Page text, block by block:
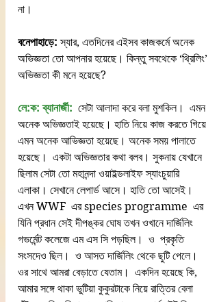
না।
বনেপাহাড়ে: স্যার, এতদিনের এইসব কাজকর্মে অনেক
অভিজ্ঞতা তো আপনার হয়েছে। কিন্তু সবথেকে ‘থ্রিলিং’
অভিজ্ঞতা কী মনে হয়েছে?
লে:ক: ব্যানার্জী: সেটা আলাদা করে বলা মুশকিল।  এমন
অনেক অভিজ্ঞতাই হয়েছে। হাতি নিয়ে কাজ করতে গিয়ে
এমন অনেক আভিজ্ঞতা হয়েছে। অনেক সময় পালাতে
হয়েছে।  একটা অভিজ্ঞতার কথা বলব। সুকনায় যেখানে
ছিলাম সেটা তো মহানন্দা ওয়াইল্ডলাইফ স্যাংচুয়ারি
এলাকা। সেখানে লেপার্ড আসে। হাতি তো আসেই।
এখন WWF  এর species programme  এর
যিনি প্রধান সেই দীপঙ্কর ঘোষ তখন ওখানে দার্জিলিং
গভর্মেন্ট কলেজে এম এস সি পড়ছিল।  ও  প্রকৃতি
সংসদেও ছিল।  ও আসত দার্জিলিং থেকে ছুটি পেলে।
ওর সাথে আমরা বেড়াতে যেতাম।  একদিন হয়েছে কি,
আমার সঙ্গে থাকা ভুটিয়া কুকুরটাকে নিয়ে রাত্তির বেলা